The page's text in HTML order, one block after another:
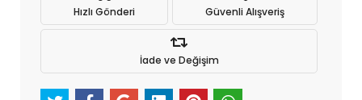
Hızlı Gönderi Güvenli Alışveriş
İade ve Değişim